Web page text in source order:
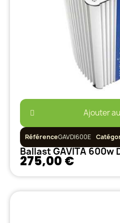
Ajouter
RéférenceGAVDI600E
Ballast GAVITA 600w
275,00 €